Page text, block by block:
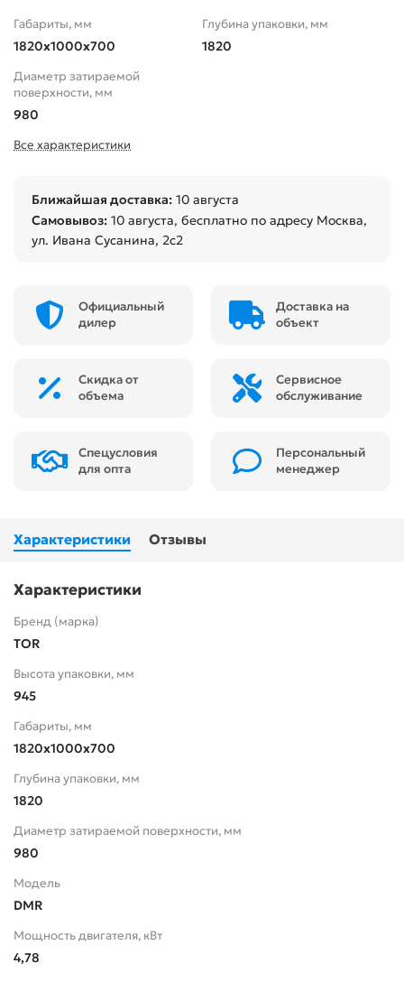
Габариты, мм
1820х1000х700
Глубина упаковки, мм
1820
Диаметр затираемой
поверхности, мм
980
Все характеристики
Ближайшая доставка: 10 августа
Самовывоз: 10 августа, бесплатно по адресу Москва,
ул. Ивана Сусанина, 2с2
Официальный
дилер
Доставка на
объект
Скидка от
объема
Сервисное
обслуживание
Спецусловия
для опта
Персональный
менеджер
Характеристики Отзывы
Характеристики
Бренд (марка)
TOR
Высота упаковки, мм
945
Габариты, мм
1820х1000х700
Глубина упаковки, мм
1820
Диаметр затираемой поверхности, мм
980
Модель
DMR
Мощность двигателя, кВт
4,78